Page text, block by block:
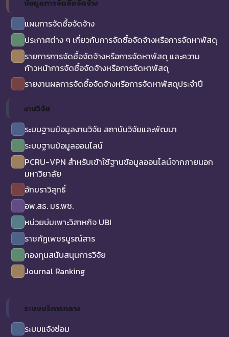
ข้อมูลการจัดซื้อจัดจ้าง
แผนการจัดซื้อจัดจ้าง
ประกาศต่าง ๆ เกี่ยวกับการจัดซื้อจัดจ้างหรือการจัดหาพัสดุ
รายการการจัดซื้อจัดจ้างหรือการจัดหาพัสดุ และความ
ก้าวหน้าการจัดซื้อจัดจ้างหรือการจัดหาพัสดุ
รายงานผลการจัดซื้อจัดจ้างหรือการจัดหาพัสดุประจำปี
งานวิจัย
ระบบฐานข้อมูลงานวิจัย สถาบันวิจัยและพัฒนา
ระบบฐานข้อมูลออนไลน์
PCRU-VPN สำหรับเข้าใช้ฐานข้อมูลออนไลน์จากภายนอก
มหาวิยาลัย
อักขราวิสุทธิ์
อพ.สธ. มร.พช.
หน่วยบ่มเพาะวิสาหกิจ UBI
ราชภัฏเพชรบูรณ์สาร
กองทุนสนับสนุนการวิจัย
Journal Ranking
ระบบบริการกลาง
ระบบแจ้งซ่อม